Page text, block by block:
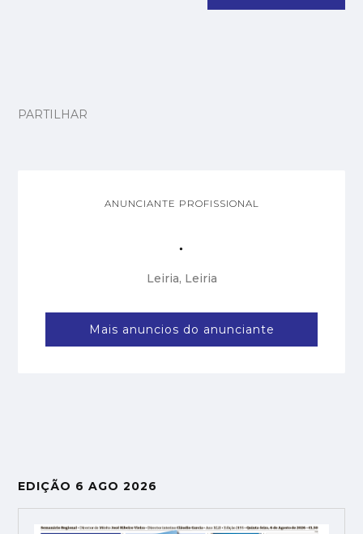
PARTILHAR
ANUNCIANTE PROFISSIONAL
.
Leiria, Leiria
Mais anuncios do anunciante
EDIÇÃO 6 AGO 2026